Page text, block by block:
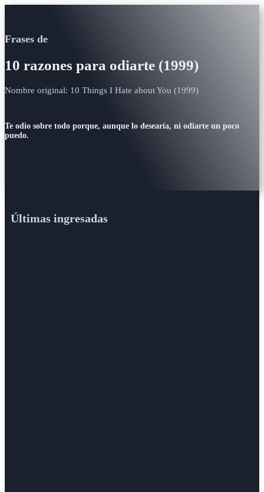
Frases de
10 razones para odiarte (1999)
Nombre original: 10 Things I Hate about You (1999)
Te odio sobre todo porque, aunque lo desearía, ni odiarte un poco
puedo.
Últimas ingresadas